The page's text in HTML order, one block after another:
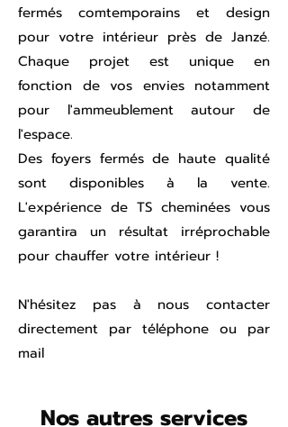
fermés comtemporains et design
pour votre intérieur près de Janzé.
Chaque projet est unique en
fonction de vos envies notamment
pour l'ammeublement autour de
l'espace.
Des foyers fermés de haute qualité
sont disponibles à la vente.
L'expérience de TS cheminées vous
garantira un résultat irréprochable
pour chauffer votre intérieur !
N'hésitez pas à nous contacter
directement par téléphone ou par
mail
Nos autres services